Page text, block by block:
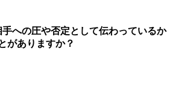
への圧や否定として伝わっているか
がありますか？